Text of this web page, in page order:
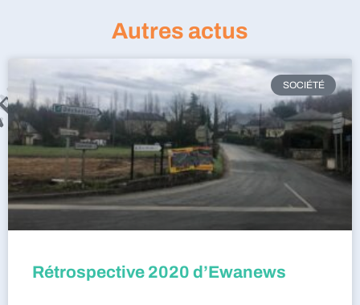
Autres actus
SOCIÉTÉ
Rétrospective 2020 d’Ewanews